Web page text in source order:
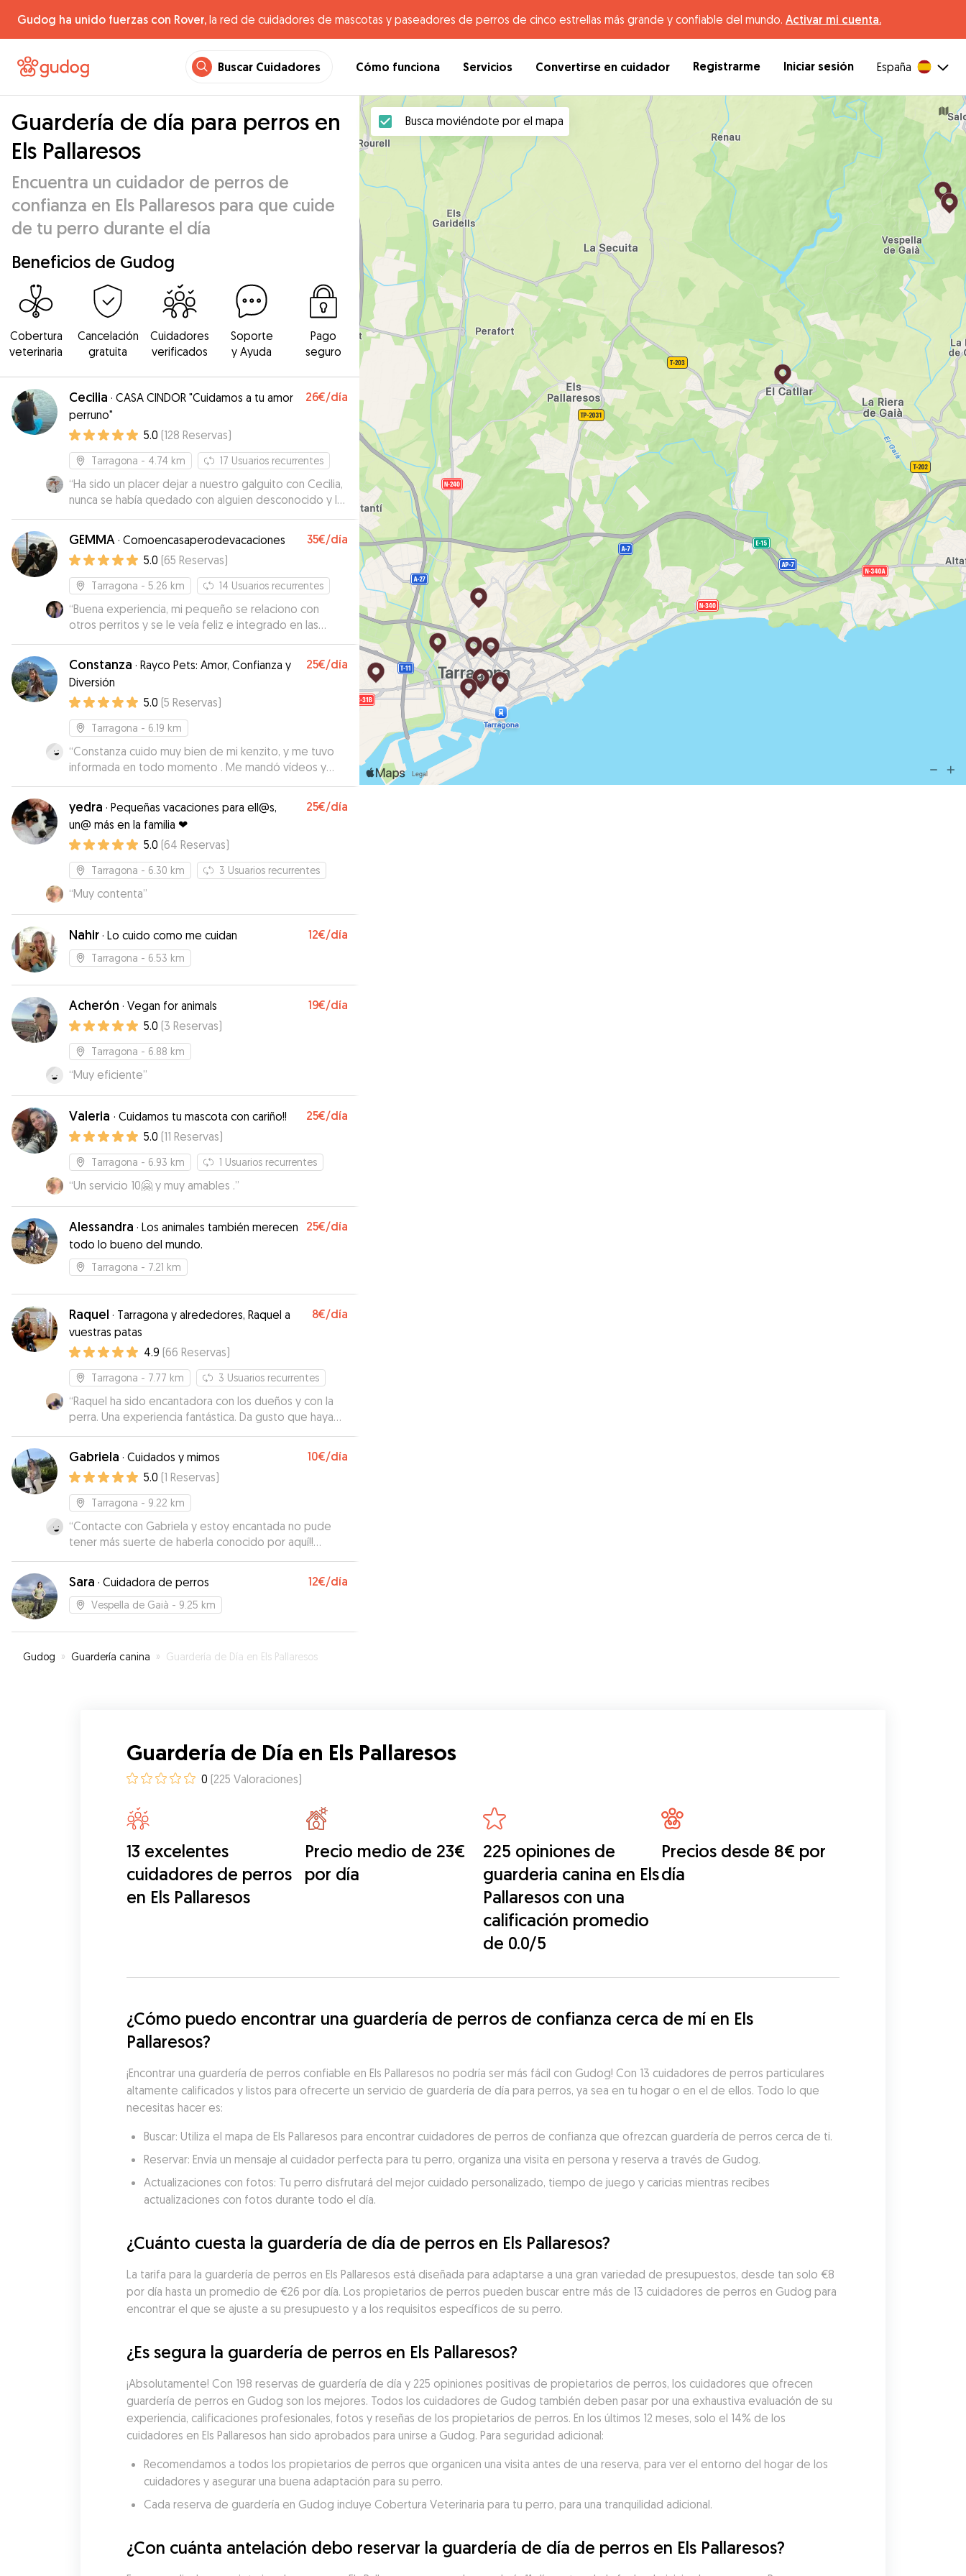
Gudog ha unido fuerzas con Rover, la red de cuidadores de mascotas y paseadores de perros de cinco estrellas más grande y confiable del mundo. Activar mi cuenta.
Buscar Cuidadores Cómo funciona Servicios Convertirse en cuidador Registrarme Iniciar sesión España
Guardería de día para perros en
Els Pallaresos
Encuentra un cuidador de perros de
confianza en Els Pallaresos para que cuide
de tu perro durante el día
Beneficios de Gudog
Cobertura
veterinaria
Cancelación
gratuita
Cuidadores
verificados
Soporte
y Ayuda
Pago
seguro
Cecilia · CASA CINDOR "Cuidamos a tu amor
perruno"
26€/día
5.0 (128 Reservas)
Tarragona - 4.74 km 17 Usuarios recurrentes
“Ha sido un placer dejar a nuestro galguito con Cecilia,
nunca se había quedado con alguien desconocido y la
verdad que nos hemos quedado encantados de su
servicio, en todo momento Cecilia nos mantenía
informado con fotos de como estaba nuestro
perrito.... Sin duda lo volveríamos a dejar otra vez con
Cecilia.”
GEMMA · Comoencasaperodevacaciones 35€/día
5.0 (65 Reservas)
Tarragona - 5.26 km 14 Usuarios recurrentes
“Buena experiencia, mi pequeño se relaciono con
otros perritos y se le veía feliz e integrado en las
excursiones. Gemma me mantuvo al corriente de
cómo estaba, y me envió fotos y videos a diario.
Recomendable”
Constanza · Rayco Pets: Amor, Confianza y
Diversión
25€/día
5.0 (5 Reservas)
Tarragona - 6.19 km
“Constanza cuido muy bien de mi kenzito, y me tuvo
informada en todo momento . Me mandó vídeos y
fotos para que estuviera tranquila . Gracias Constanza
yedra · Pequeñas vacaciones para ell@s,
un@ más en la familia ❤
25€/día
5.0 (64 Reservas)
Tarragona - 6.30 km 3 Usuarios recurrentes
“Muy contenta”
Nahir · Lo cuido como me cuidan 12€/día
Tarragona - 6.53 km
Acherón · Vegan for animals 19€/día
5.0 (3 Reservas)
Tarragona - 6.88 km
“Muy eficiente”
Valeria · Cuidamos tu mascota con cariño!! 25€/día
5.0 (11 Reservas)
Tarragona - 6.93 km 1 Usuarios recurrentes
“Un servicio 10🤗 y muy amables .”
Alessandra · Los animales también merecen
todo lo bueno del mundo.
25€/día
Tarragona - 7.21 km
Raquel · Tarragona y alrededores, Raquel a
vuestras patas
8€/día
4.9 (66 Reservas)
Tarragona - 7.77 km 3 Usuarios recurrentes
“Raquel ha sido encantadora con los dueños y con la
perra. Una experiencia fantástica. Da gusto que haya
personas así para cuidar de nuestras mascotas. Cuando
volvamos a la zona, Raquel será nuestra primera
opción”
Gabriela · Cuidados y mimos 10€/día
5.0 (1 Reservas)
Tarragona - 9.22 km
“Contacte con Gabriela y estoy encantada no pude
tener más suerte de haberla conocido por aquí!!
desde el primer momento se nota lo auténtica y
cariñosa que es con los animales,en todo momento
me tenía al tanto con fotos videos y contándome
cada día como la estaba pasando mi perro .se notaba
y su perrita perla 💗”
Sara · Cuidadora de perros 12€/día
Vespella de Gaià - 9.25 km
Gudog » Guardería canina » Guardería de Día en Els Pallaresos
Busca moviéndote por el mapa
Guardería de Día en Els Pallaresos
0 (225 Valoraciones)
13 excelentes
cuidadores de perros
en Els Pallaresos
Precio medio de 23€
por día
225 opiniones de
guarderia canina en Els
Pallaresos con una
calificación promedio
de 0.0/5
Precios desde 8€ por
día
¿Cómo puedo encontrar una guardería de perros de confianza cerca de mí en Els
Pallaresos?
¡Encontrar una guardería de perros confiable en Els Pallaresos no podría ser más fácil con Gudog! Con 13 cuidadores de perros particulares
altamente calificados y listos para ofrecerte un servicio de guardería de día para perros, ya sea en tu hogar o en el de ellos. Todo lo que
necesitas hacer es:
Buscar: Utiliza el mapa de Els Pallaresos para encontrar cuidadores de perros de confianza que ofrezcan guardería de perros cerca de ti.
Reservar: Envía un mensaje al cuidador perfecta para tu perro, organiza una visita en persona y reserva a través de Gudog.
Actualizaciones con fotos: Tu perro disfrutará del mejor cuidado personalizado, tiempo de juego y caricias mientras recibes
actualizaciones con fotos durante todo el día.
¿Cuánto cuesta la guardería de día de perros en Els Pallaresos?
La tarifa para la guardería de perros en Els Pallaresos está diseñada para adaptarse a una gran variedad de presupuestos, desde tan solo €8
por día hasta un promedio de €26 por día. Los propietarios de perros pueden buscar entre más de 13 cuidadores de perros en Gudog para
encontrar el que se ajuste a su presupuesto y a los requisitos específicos de su perro.
¿Es segura la guardería de perros en Els Pallaresos?
¡Absolutamente! Con 198 reservas de guardería de día y 225 opiniones positivas de propietarios de perros, los cuidadores que ofrecen
guardería de perros en Gudog son los mejores. Todos los cuidadores de Gudog también deben pasar por una exhaustiva evaluación de su
experiencia, calificaciones profesionales, fotos y reseñas de los propietarios de perros. En los últimos 12 meses, solo el 14% de los
cuidadores en Els Pallaresos han sido aprobados para unirse a Gudog. Para seguridad adicional:
Recomendamos a todos los propietarios de perros que organicen una visita antes de una reserva, para ver el entorno del hogar de los
cuidadores y asegurar una buena adaptación para su perro.
Cada reserva de guardería en Gudog incluye Cobertura Veterinaria para tu perro, para una tranquilidad adicional.
¿Con cuánta antelación debo reservar la guardería de día de perros en Els Pallaresos?